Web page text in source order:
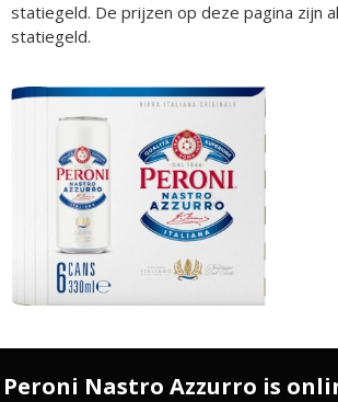
statiegeld. De prijzen op deze pagina zijn
statiegeld.
Peroni Nastro Azzurro is